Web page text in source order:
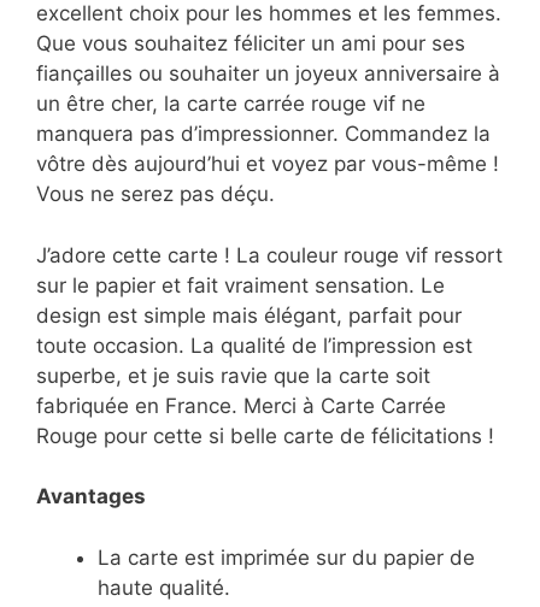
excellent choix pour les hommes et les femmes.
Que vous souhaitez féliciter un ami pour ses
fiançailles ou souhaiter un joyeux anniversaire à
un être cher, la carte carrée rouge vif ne
manquera pas d’impressionner. Commandez la
vôtre dès aujourd’hui et voyez par vous-même !
Vous ne serez pas déçu.
J’adore cette carte ! La couleur rouge vif ressort
sur le papier et fait vraiment sensation. Le
design est simple mais élégant, parfait pour
toute occasion. La qualité de l’impression est
superbe, et je suis ravie que la carte soit
fabriquée en France. Merci à Carte Carrée
Rouge pour cette si belle carte de félicitations !
Avantages
La carte est imprimée sur du papier de
haute qualité.